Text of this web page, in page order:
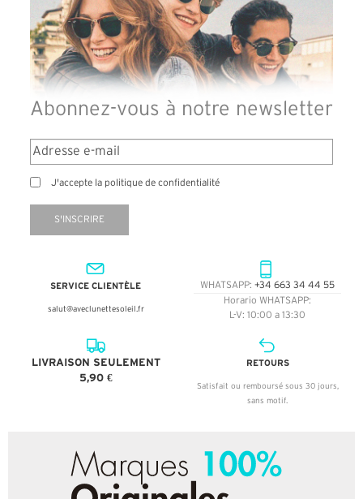
Abonnez-vous à notre newsletter
J'accepte la politique de confidentialité
S'INSCRIRE
SERVICE CLIENTÈLE
salut@aveclunettesoleil.fr
WHATSAPP: +34 663 34 44 55
Horario WHATSAPP:
L-V: 10:00 a 13:30
LIVRAISON SEULEMENT
5,90 €
RETOURS
Satisfait ou remboursé sous 30 jours,
sans motif.